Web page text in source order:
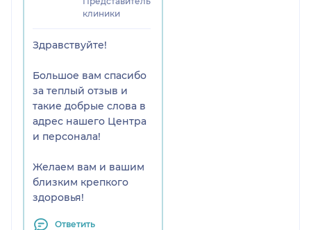
клиники
Здравствуйте!
Большое вам спасибо
за теплый отзыв и
такие добрые слова в
адрес нашего Центра
и персонала!
Желаем вам и вашим
близким крепкого
здоровья!
Ответить